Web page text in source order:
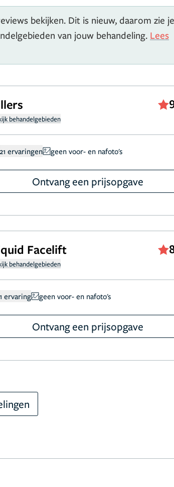
bekijken. Dit is nieuw, daarom zie je
van jouw behandeling. Lees
behandelgebieden
21 ervaringen geen voor- en nafoto's
Ontvang een prijsopgave
Facelift
behandelgebieden
1 ervaring geen voor- en nafoto's
Ontvang een prijsopgave